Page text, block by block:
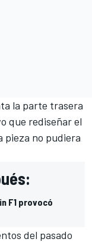
la parte trasera
que rediseñar el
pieza no pudiera
F1 provocó
del pasado